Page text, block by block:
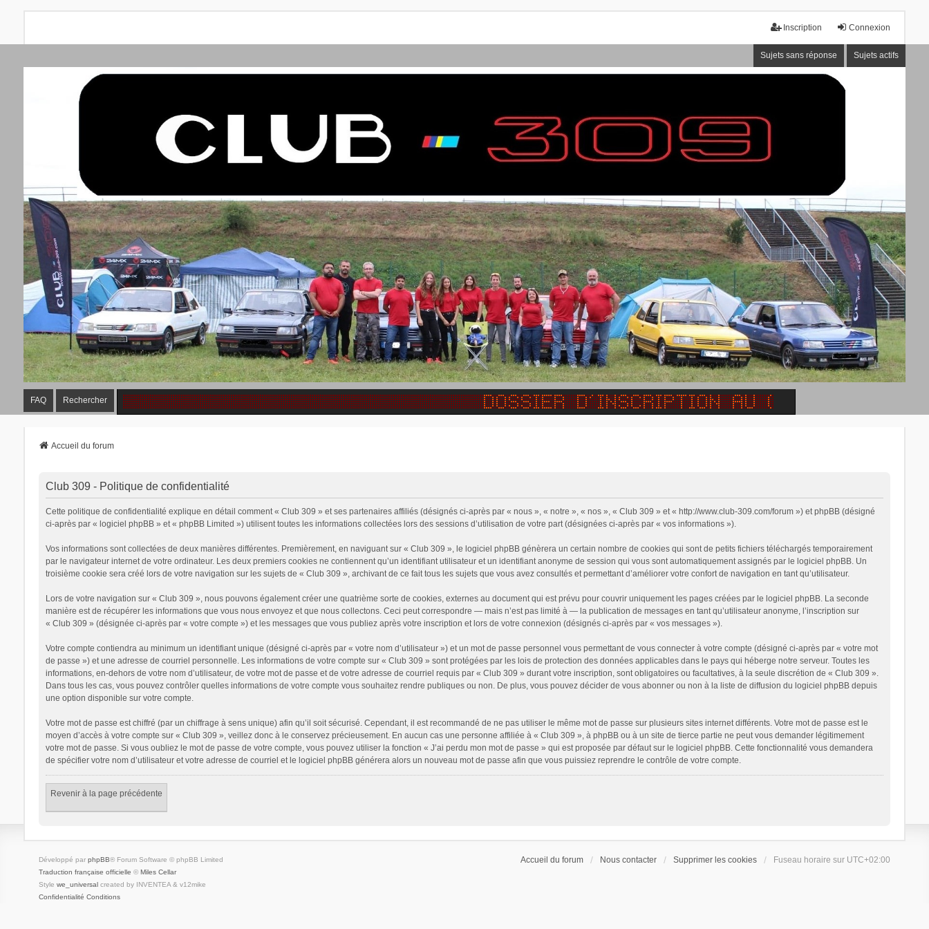
Connexion
Inscription
Sujets sans réponse Sujets actifs
FAQ Rechercher
Accueil du forum
Club 309 - Politique de confidentialité
Cette politique de confidentialité explique en détail comment « Club 309 » et ses partenaires affiliés (désignés ci-après par « nous », « notre », « nos », « Club 309 » et « http://www.club-309.com/forum ») et phpBB (désigné
ci-après par « logiciel phpBB » et « phpBB Limited ») utilisent toutes les informations collectées lors des sessions d’utilisation de votre part (désignées ci-après par « vos informations »).
Vos informations sont collectées de deux manières différentes. Premièrement, en naviguant sur « Club 309 », le logiciel phpBB génèrera un certain nombre de cookies qui sont de petits fichiers téléchargés temporairement
par le navigateur internet de votre ordinateur. Les deux premiers cookies ne contiennent qu’un identifiant utilisateur et un identifiant anonyme de session qui vous sont automatiquement assignés par le logiciel phpBB. Un
troisième cookie sera créé lors de votre navigation sur les sujets de « Club 309 », archivant de ce fait tous les sujets que vous avez consultés et permettant d’améliorer votre confort de navigation en tant qu’utilisateur.
Lors de votre navigation sur « Club 309 », nous pouvons également créer une quatrième sorte de cookies, externes au document qui est prévu pour couvrir uniquement les pages créées par le logiciel phpBB. La seconde
manière est de récupérer les informations que vous nous envoyez et que nous collectons. Ceci peut correspondre — mais n’est pas limité à — la publication de messages en tant qu’utilisateur anonyme, l’inscription sur
« Club 309 » (désignée ci-après par « votre compte ») et les messages que vous publiez après votre inscription et lors de votre connexion (désignés ci-après par « vos messages »).
Votre compte contiendra au minimum un identifiant unique (désigné ci-après par « votre nom d’utilisateur ») et un mot de passe personnel vous permettant de vous connecter à votre compte (désigné ci-après par « votre mot
de passe ») et une adresse de courriel personnelle. Les informations de votre compte sur « Club 309 » sont protégées par les lois de protection des données applicables dans le pays qui héberge notre serveur. Toutes les
informations, en-dehors de votre nom d’utilisateur, de votre mot de passe et de votre adresse de courriel requis par « Club 309 » durant votre inscription, sont obligatoires ou facultatives, à la seule discrétion de « Club 309 ».
Dans tous les cas, vous pouvez contrôler quelles informations de votre compte vous souhaitez rendre publiques ou non. De plus, vous pouvez décider de vous abonner ou non à la liste de diffusion du logiciel phpBB depuis
une option disponible sur votre compte.
Votre mot de passe est chiffré (par un chiffrage à sens unique) afin qu’il soit sécurisé. Cependant, il est recommandé de ne pas utiliser le même mot de passe sur plusieurs sites internet différents. Votre mot de passe est le
moyen d’accès à votre compte sur « Club 309 », veillez donc à le conservez précieusement. En aucun cas une personne affiliée à « Club 309 », à phpBB ou à un site de tierce partie ne peut vous demander légitimement
votre mot de passe. Si vous oubliez le mot de passe de votre compte, vous pouvez utiliser la fonction « J’ai perdu mon mot de passe » qui est proposée par défaut sur le logiciel phpBB. Cette fonctionnalité vous demandera
de spécifier votre nom d’utilisateur et votre adresse de courriel et le logiciel phpBB générera alors un nouveau mot de passe afin que vous puissiez reprendre le contrôle de votre compte.
Revenir à la page précédente
Accueil du forum Nous contacter Supprimer les cookies Fuseau horaire sur UTC+02:00
Développé par phpBB® Forum Software © phpBB Limited
Traduction française officielle © Miles Cellar
Style we_universalcreated by INVENTEA & v12mike
Confidentialité Conditions